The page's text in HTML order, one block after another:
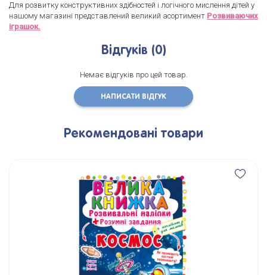
Для розвитку конструктивних здібностей і логічного мислення дітей у
нашому магазині представлений великий асортимент Розвиваючих
іграшок.
Відгуків (0)
Немає відгуків про цей товар.
НАПИСАТИ ВІДГУК
Рекомендовані товари